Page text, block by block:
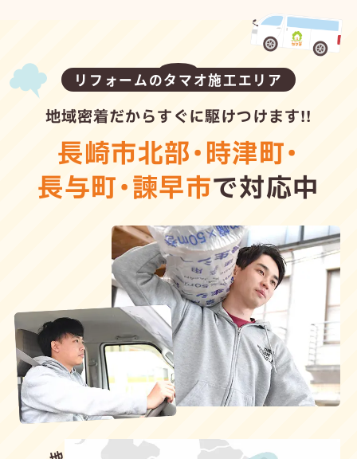
リフォームのタマオ施工エリア
地域密着だからすぐに駆けつけます!!
長崎市北部・時津町・
長与町・諫早市で対応中